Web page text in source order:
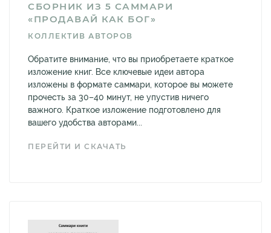
СБОРНИК ИЗ 5 САММАРИ
«ПРОДАВАЙ КАК БОГ»
КОЛЛЕКТИВ АВТОРОВ
Обратите внимание, что вы приобретаете краткое
изложение книг. Все ключевые идеи автора
изложены в формате саммари, которое вы можете
прочесть за 30–40 минут, не упустив ничего
важного. Краткое изложение подготовлено для
вашего удобства авторами...
ПЕРЕЙТИ И СКАЧАТЬ